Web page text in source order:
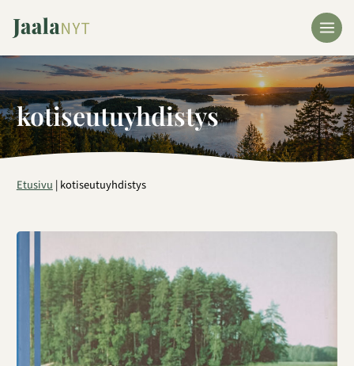
sisältöön
kotiseutuyhdistys
Etusivu|kotiseutuyhdistys